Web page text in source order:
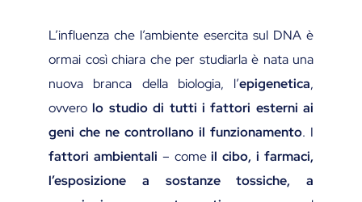
L’influenza che l’ambiente esercita sul DNA è
ormai così chiara che per studiarla è nata una
nuova branca della biologia, l’epigenetica,
ovvero lo studio di tutti i fattori esterni ai
geni che ne controllano il funzionamento. I
fattori ambientali – comeil cibo, i farmaci,
l’esposizione a sostanze tossiche, a